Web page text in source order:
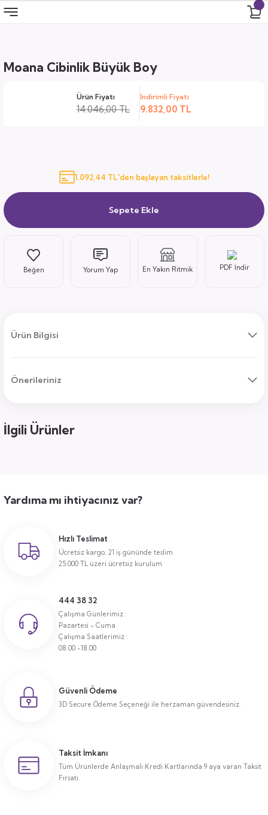
Ürünler
Moana Cibinlik Büyük Boy
Ürün Fiyatı
14.046,00 TL
İndirimli Fiyatı
9.832,00 TL
1.092,44 TL'den başlayan taksitlerle!
Sepete Ekle
Yorum Yap En Yakın Ritmik PDF İndir
Ürün Bilgisi
Önerileriniz
İlgili Ürünler
Yardıma mı ihtiyacınız var?
Hızlı Teslimat
Ücretsiz kargo, 21 iş gününde teslim
25.000 TL üzeri ücretsiz kurulum
444 38 32
Çalışma Günlerimiz :
Pazartesi - Cuma
Çalışma Saatlerimiz :
08.00 -18.00
Güvenli Ödeme
3D Secure Ödeme Seçeneği ile herzaman güvendesiniz.
Taksit İmkanı
Tüm Ürünlerde Anlaşmalı Kredi Kartlarında 9 aya varan Taksit
Fırsatı.